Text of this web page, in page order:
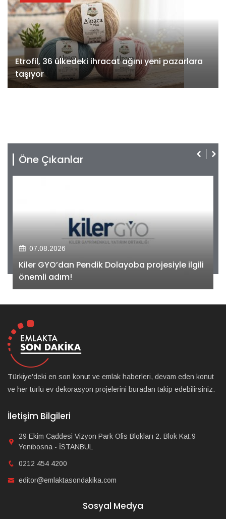
Etrofil, 36 ülkedeki ihracat ağını yeni pazarlara
taşıyor
Öne Çıkanlar
07.08.2026
Kiler GYO’dan Pendik Dolayoba projesiyle ilgili
önemli adım!
Türkiye'deki en son konut ve emlak haberleri, devam eden konut
ve her türlü ev dekorasyon projelerini buradan takip edebilirsiniz.
İletişim Bilgileri
29 Ekim Caddesi Vizyon Park Ofis Blokları 2. Blok Kat:9
Yenibosna - İSTANBUL
0212 454 4200
editor@emlaktasondakika.com
Sosyal Medya